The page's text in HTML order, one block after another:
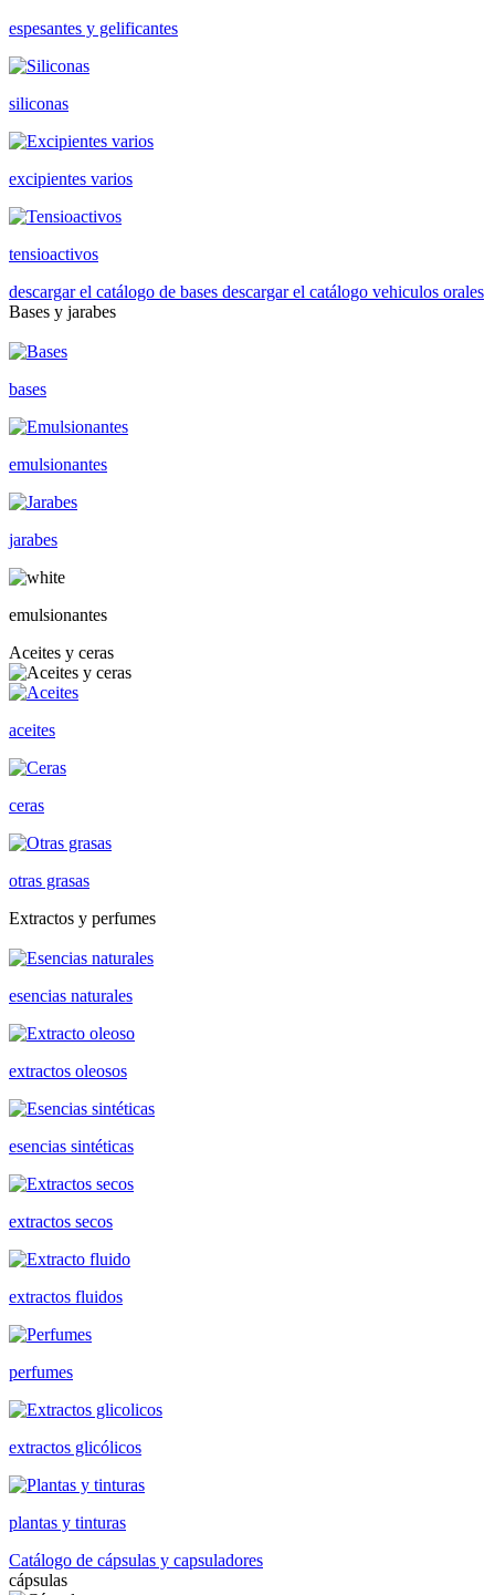
espesantes y gelificantes
siliconas
excipientes varios
tensioactivos
descargar el catálogo de bases descargar el catálogo vehiculos orales
Bases y jarabes
bases
emulsionantes
jarabes
emulsionantes
Aceites y ceras
aceites
ceras
otras grasas
Extractos y perfumes
esencias naturales
extractos oleosos
esencias sintéticas
extractos secos
extractos fluidos
perfumes
extractos glicólicos
plantas y tinturas
Catálogo de cápsulas y capsuladores
cápsulas